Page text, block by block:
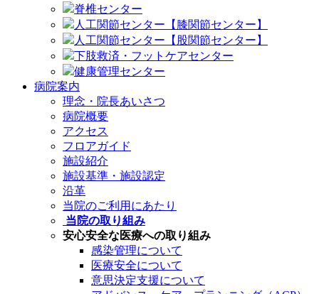
脊椎センター
人工関節センター【膝関節センター】
人工関節センター【股関節センター】
下肢救済・フットケアセンター
健康管理センター
病院案内
理念・院長あいさつ
病院概要
アクセス
フロアガイド
施設紹介
施設基準・施設認定
沿革
当院のご利用にあたり
当院の取り組み
安心安全な医療への取り組み
感染管理について
医療安全について
意思決定支援について